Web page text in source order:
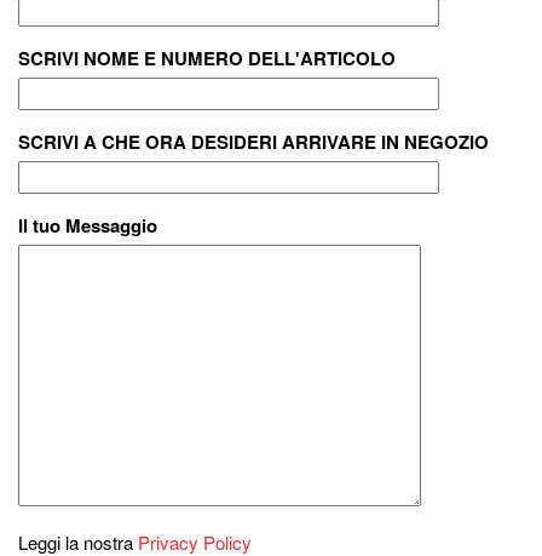
SCRIVI NOME E NUMERO DELL'ARTICOLO
SCRIVI A CHE ORA DESIDERI ARRIVARE IN NEGOZIO
Il tuo Messaggio
Leggi la nostra Privacy Policy